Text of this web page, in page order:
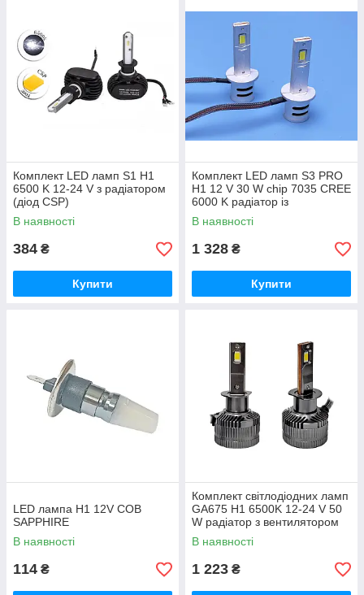
Комплект LED ламп S1 H1
6500 K 12-24 V з радіатором
(діод CSP)
В наявності
384 ₴
Купити
Комплект LED ламп S3 PRO
H1 12 V 30 W chip 7035 CREE
6000 K радіатор із
вентилятором, автоматичний
контролер температури
В наявності
1 328 ₴
Купити
LED лампа Н1 12V COB
SAPPHIRE
В наявності
114 ₴
Комплект світлодіодних ламп
GA675 H1 6500K 12-24 V 50
W радіатор з вентилятором
(діод 3570)
В наявності
1 223 ₴